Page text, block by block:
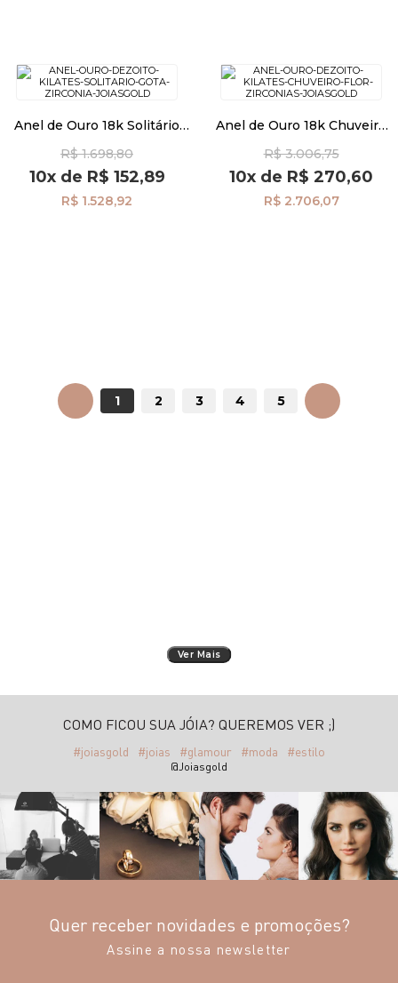
Anel de Ouro 18k Solitário
R$ 1.698,80
10xde R$ 152,89
R$ 1.528,92
Anel de Ouro 18k Chuveiro
R$ 3.006,75
10x de R$ 270,60
R$ 2.706,07
ANTERIOR 1 2 3 4 5PRÓXIMO
Ver Mais
COMO FICOU SUA JÓIA? QUEREMOS VER ;)
#joiasgold #joias #glamour #moda #estilo
@Joiasgold
Quer receber novidades e promoções?
Assine a nossa newsletter